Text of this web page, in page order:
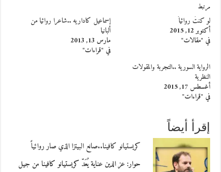
مرتبط
لو كنتُ روائياً
أكتوبر 12, 2015
في "مقالات"
إسماعيل كاداريه ..شاعرا روائيا من
ألبانيا
مارس 13, 2013
في "قراءات"
الرواية السورية ..التجربة والمقولات
النظرية
أغسطس 17, 2015
في "قراءات"
إقرأ أيضاً
كريستيانو كافينا..صانع البيتزا الذي صار روائياً
حوار: عز الدين عناية يُعَدّ كريستيانو كافينا من جيل